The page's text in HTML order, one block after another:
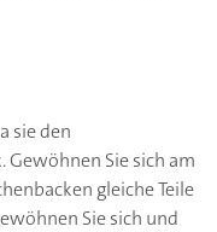
sie den
Sie sich am
gleiche Teile
Sie sich und